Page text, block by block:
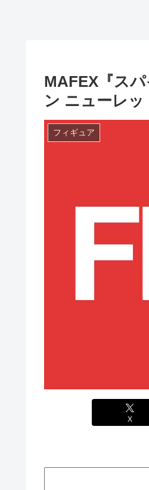
MAFEX『ス
ン ニューレッ
フィギュア
X